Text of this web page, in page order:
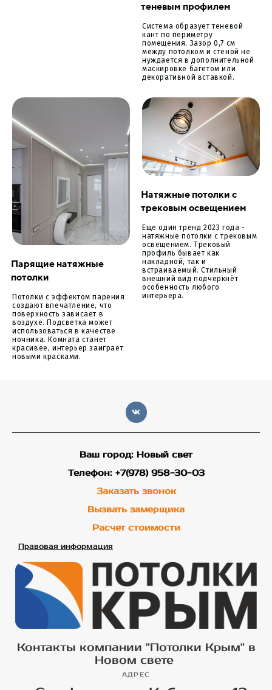
теневым профилем
Система образует теневой
кант по периметру
помещения. Зазор 0,7 см
между потолком и стеной не
нуждается в дополнительной
маскировке багетом или
декоративной вставкой.
Парящие натяжные
потолки
Потолки с эффектом парения
создают впечатление, что
поверхность зависает в
воздухе. Подсветка может
использоваться в качестве
ночника. Комната станет
красивее, интерьер заиграет
новыми красками.
Натяжные потолки с
трековым освещением
Еще один тренд 2023 года -
натяжные потолки с трековым
освещением. Трековый
профиль бывает как
накладной, так и
встраиваемый. Стильный
внешний вид подчеркнёт
особенность любого
интерьера.
Ваш город: Новый свет
Телефон: +7(978) 958-30-03
Заказать звонок
Вызвать замерщика
Расчет стоимости
Правовая информация
Контакты компании "Потолки Крым" в
Новом свете
АДРЕС